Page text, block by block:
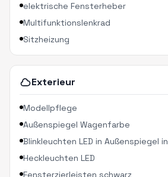
elektrische Fensterheber
Multifunktionslenkrad
Sitzheizung
Exterieur
Modellpflege
Außenspiegel Wagenfarbe
Blinkleuchten LED in Außenspiegel
Heckleuchten LED
Fensterzierleisten schwarz